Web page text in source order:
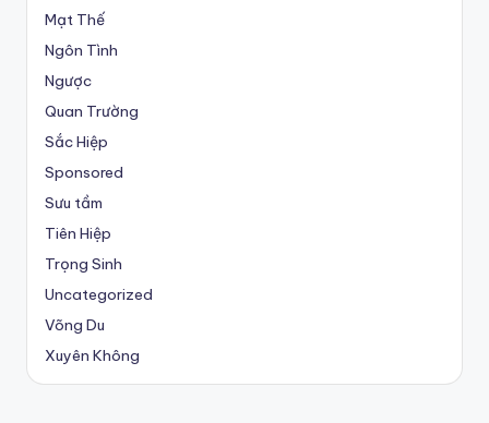
Mạt Thế
Ngôn Tình
Ngược
Quan Trường
Sắc Hiệp
Sponsored
Sưu tầm
Tiên Hiệp
Trọng Sinh
Uncategorized
Võng Du
Xuyên Không